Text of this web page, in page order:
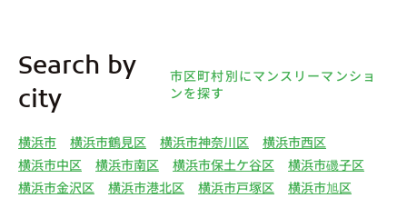
Search by
city
市区町村別にマンスリーマンショ
ンを探す
横浜市 横浜市鶴見区 横浜市神奈川区
横浜市西区
横浜市中区
横浜市南区 横浜市保土ケ谷区
横浜市磯子区
横浜市金沢区
横浜市港北区 横浜市戸塚区
横浜市旭区